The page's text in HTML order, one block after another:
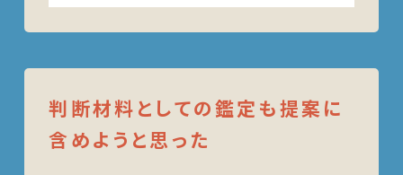
判断材料としての鑑定も提案に
含めようと思った